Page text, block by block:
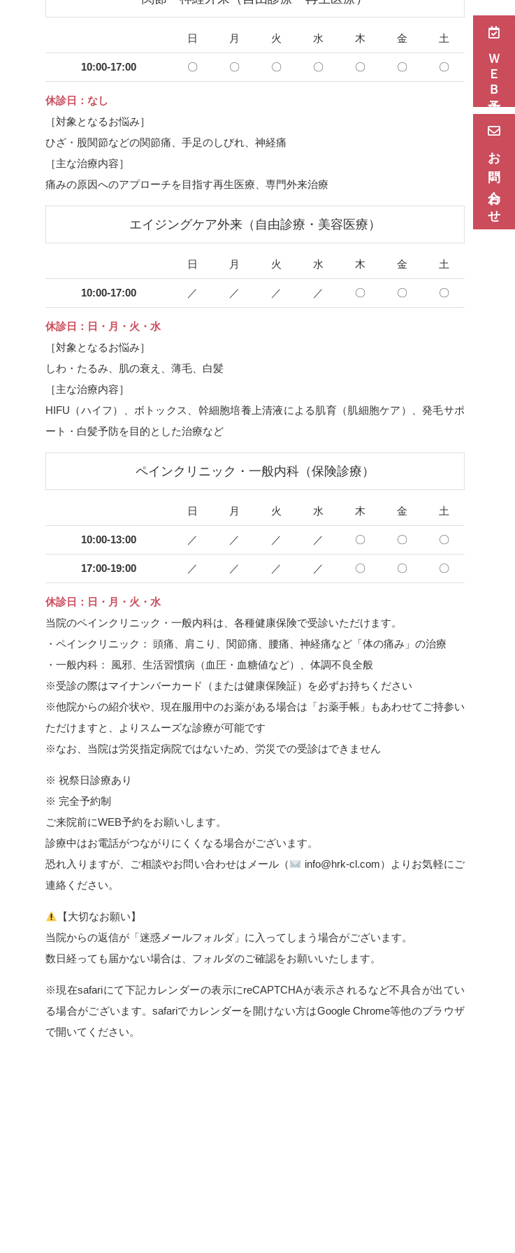
ＷＥＢ予約
お問い合わせ
日 月 火 水 木 金 土
10:00-17:00 〇 〇 〇 〇 〇 〇 〇
休診日：なし
［対象となるお悩み］
ひざ・股関節などの関節痛、手足のしびれ、神経痛
［主な治療内容］
痛みの原因へのアプローチを目指す再生医療、専門外来治療
エイジングケア外来（自由診療・美容医療）
日 月 火 水 木 金 土
10:00-17:00 ／ ／ ／ ／ 〇 〇 〇
休診日：日・月・火・水
［対象となるお悩み］
しわ・たるみ、肌の衰え、薄毛、白髪
［主な治療内容］
HIFU（ハイフ）、ボトックス、幹細胞培養上清液による肌育（肌細胞ケア）、発毛サポ
ート・白髪予防を目的とした治療など
ペインクリニック・一般内科（保険診療）
日 月 火 水 木 金 土
10:00-13:00 ／ ／ ／ ／ 〇 〇 〇
17:00-19:00 ／ ／ ／ ／ 〇 〇 〇
休診日：日・月・火・水
当院のペインクリニック・一般内科は、各種健康保険で受診いただけます。
・ペインクリニック： 頭痛、肩こり、関節痛、腰痛、神経痛など「体の痛み」の治療
・一般内科： 風邪、生活習慣病（血圧・血糖値など）、体調不良全般
※受診の際はマイナンバーカード（または健康保険証）を必ずお持ちください
※他院からの紹介状や、現在服用中のお薬がある場合は「お薬手帳」もあわせてご持参い
ただけますと、よりスムーズな診療が可能です
※なお、当院は労災指定病院ではないため、労災での受診はできません
※ 祝祭日診療あり
※ 完全予約制
ご来院前にWEB予約をお願いします。
診療中はお電話がつながりにくくなる場合がございます。
恐れ入りますが、ご相談やお問い合わせはメール（
info@hrk-cl.com）よりお気軽にご
連絡ください。
【大切なお願い】
当院からの返信が「迷惑メールフォルダ」に入ってしまう場合がございます。
数日経っても届かない場合は、フォルダのご確認をお願いいたします。
※現在safariにて下記カレンダーの表示にreCAPTCHAが表示されるなど不具合が出てい
る場合がございます。safariでカレンダーを開けない方はGoogle Chrome等他のブラウザ
で開いてください。